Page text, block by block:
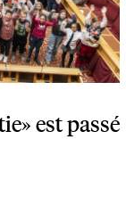
est passé